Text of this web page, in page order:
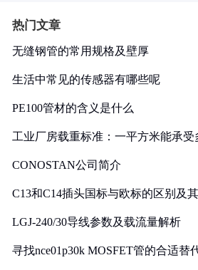
热门文章
无缝钢管的常用规格及壁厚
生活中常见的传感器有哪些呢
PE100管材的含义是什么
工业厂房载重标准：一平方米能承受
CONOSTAN公司简介
C13和C14插头国标与欧标的区别及
LGJ-240/30导线参数及载流量解析
寻找nce01p30k MOSFET管的合适替